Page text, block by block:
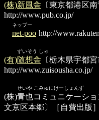
(株)新風舎 〔東京都港区
http://www.pub.co.jp/
ネップー
net-poo http://
ずいそう しゃ
(有)随想舎 〔栃木県宇都
http://www.zuisousha.co.jp/
せいや こみゅにけーしょんず
(株)青也コミュニケーシ
文京区本郷〕［自費出版］